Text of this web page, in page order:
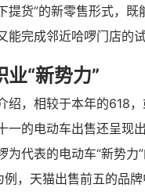
提货”的新零售形式，既
能完成邻近哈啰门店的试
业“新势力”
绍，相较于本年的618
一的电动车出售还呈现
为代表的电动车“新势力
例，天猫出售前五的品